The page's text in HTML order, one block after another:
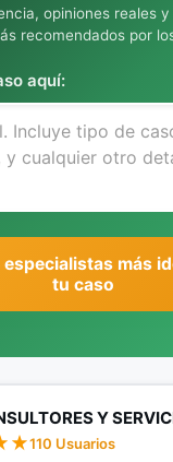
opiniones reales
recomendados por
aquí:
especialistas más
tu caso
Y
110 Usuarios